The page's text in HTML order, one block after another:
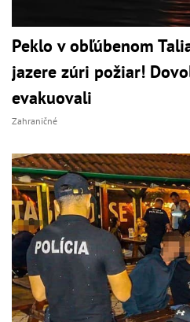
Peklo v obľúbenom
jazere zúri požiar!
evakuovali
Zahraničné